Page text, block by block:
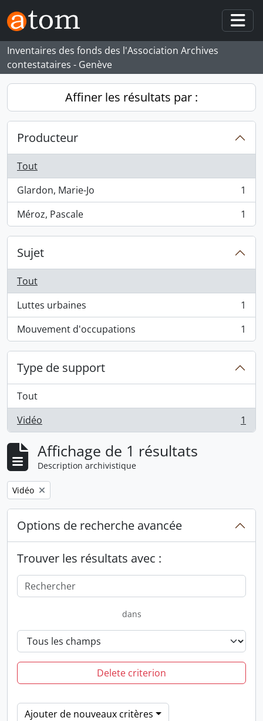
Skip to main content
Inventaires des fonds des l'Association Archives
contestataires - Genève
Affiner les résultats par :
Producteur
Tout
Glardon, Marie-Jo
, 1 résultats
1
Méroz, Pascale
, 1 résultats 1
Sujet
Tout
Luttes urbaines
, 1 résultats
1
Mouvement d'occupations
, 1 résultats 1
Type de support
Tout
Vidéo
, 1 résultats 1
Affichage de 1 résultats
Description archivistique
Remove filter:
Vidéo
Options de recherche avancée
Trouver les résultats avec :
dans
Delete criterion
Ajouter de nouveaux critères